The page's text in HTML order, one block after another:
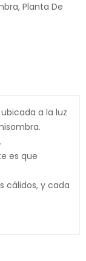
, Planta De
a la luz
es que
cálidos, y cada